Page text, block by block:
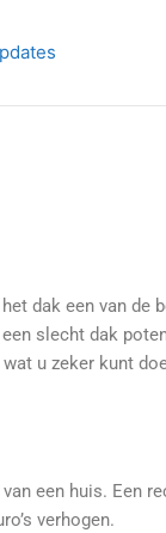
dak een van
slecht dak
u zeker kunt
een huis. Een
verhogen.